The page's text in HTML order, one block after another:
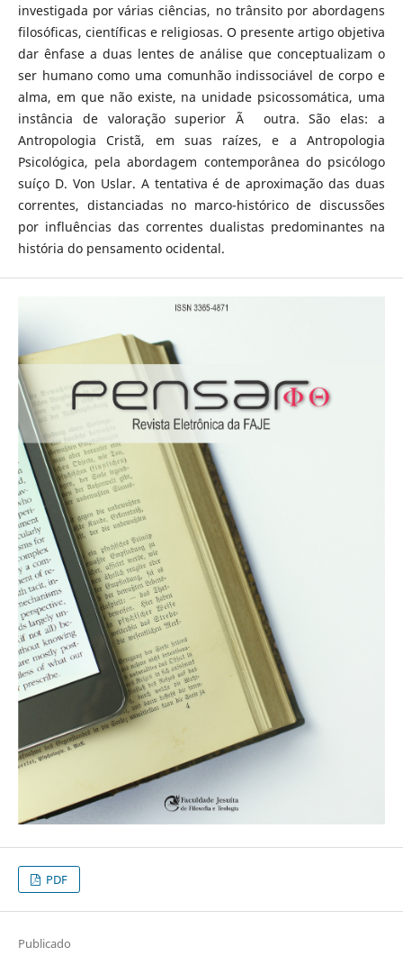
investigada por várias ciências, no trânsito por abordagens
filosóficas, científicas e religiosas. O presente artigo objetiva
dar ênfase a duas lentes de análise que conceptualizam o
ser humano como uma comunhão indissociável de corpo e
alma, em que não existe, na unidade psicossomática, uma
instância de valoração superior Ã outra. São elas: a
Antropologia Cristã, em suas raízes, e a Antropologia
Psicológica, pela abordagem contemporânea do psicólogo
suíço D. Von Uslar. A tentativa é de aproximação das duas
correntes, distanciadas no marco-histórico de discussões
por influências das correntes dualistas predominantes na
história do pensamento ocidental.
PDF
Publicado